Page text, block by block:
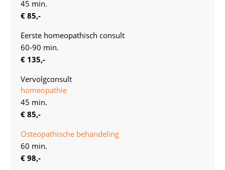
45 min.
€ 85,-
Eerste homeopathisch consult
60-90 min.
€ 135,-
Vervolgconsult
homeopathie
45 min.
€ 85,-
Osteopathische behandeling
60 min.
€ 98,-